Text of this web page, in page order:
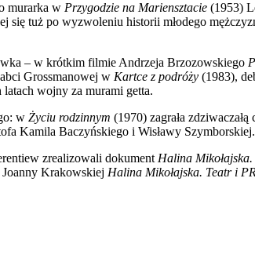
murarka w Przygodzie na Mariensztacie (1953)
się tuż po wyzwoleniu historii młodego
– w krótkim filmie Andrzeja Brzozowskiego
Grossmanowej w Kartce z podróży (1983),
wojny za murami getta.
w Życiu rodzinnym (1970) zagrała
Kamila Baczyńskiego i Wisławy Szymborskiej.
zrealizowali dokumentHalina
Joanny Krakowskiej Halina Mikołajska. Teatr i